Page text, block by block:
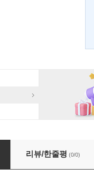
리뷰/한줄평 (0/0)